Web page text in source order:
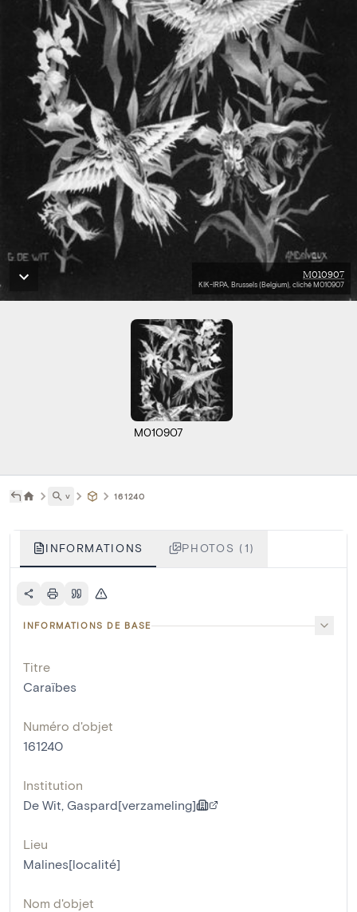
M010907
KIK-IRPA, Brussels (Belgium), cliché M010907
M010907
˅ 161240
INFORMATIONS PHOTOS (1)
INFORMATIONS DE BASE
Titre
Caraïbes
Numéro d'objet
161240
Institution
De Wit, Gaspard[verzameling]
Lieu
Malines[localité]
Nom d'objet